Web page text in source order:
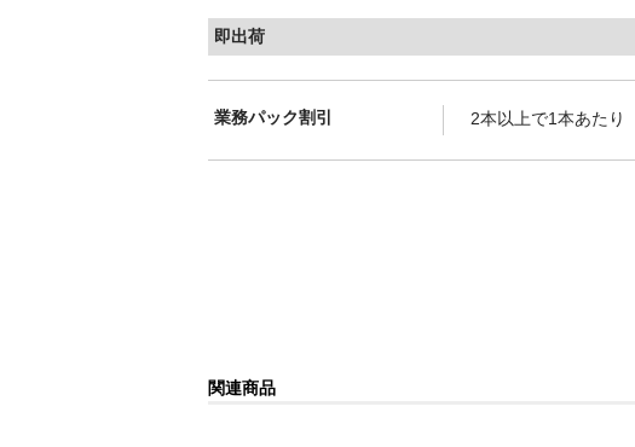
即出荷
業務パック割引 2本以上で1本あたり
関連商品